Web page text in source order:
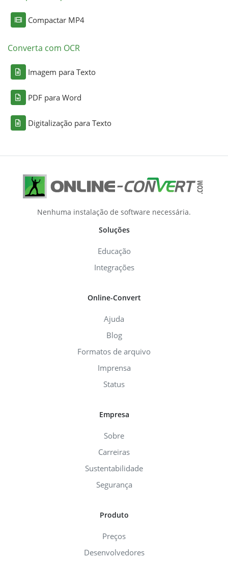
Compactar MP4
Converta com OCR
Imagem para Texto
PDF para Word
Digitalização para Texto
Nenhuma instalação de software necessária.
Soluções
Educação
Integrações
Online-Convert
Ajuda
Blog
Formatos de arquivo
Imprensa
Status
Empresa
Sobre
Carreiras
Sustentabilidade
Segurança
Produto
Preços
Desenvolvedores